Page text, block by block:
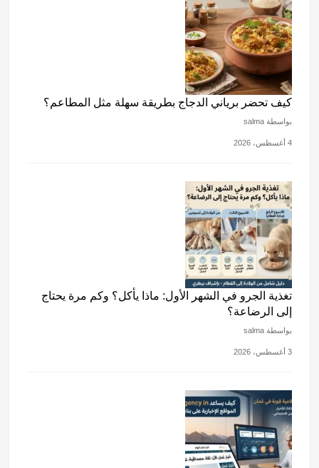
كيف تحضر برياني الدجاج بطريقة سهلة مثل المطاعم؟
بواسطة salma
4 أغسطس، 2026
تغذية الجرو في الشهر الأول: ماذا يأكل؟ وكم مرة يحتاج
إلى الرضاعة؟
بواسطة salma
3 أغسطس، 2026